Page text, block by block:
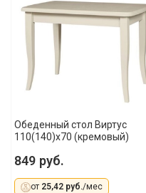
Обеденный стол Виртус
110(140)x70 (кремовый)
849 руб.
от 25,42 руб./мес